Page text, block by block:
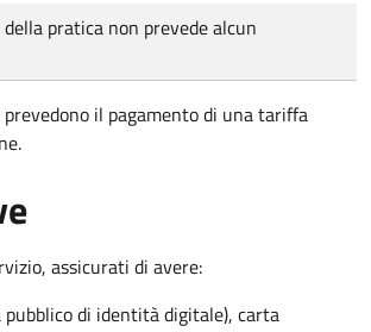
pratica non prevede alcun
il pagamento di una tariffa
assicurati di avere:
pubblico di identità digitale), carta